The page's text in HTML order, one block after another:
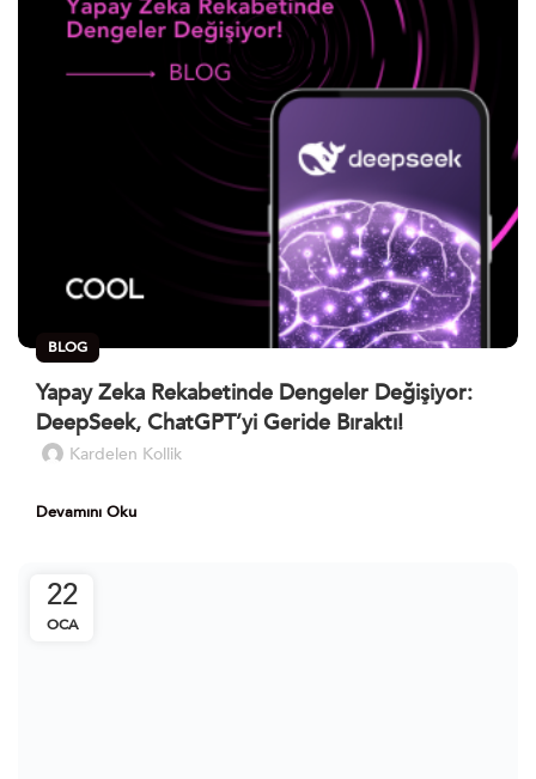
BLOG
Yapay Zeka Rekabetinde Dengeler Değişiyor:
DeepSeek, ChatGPT’yi Geride Bıraktı!
Kardelen Kollik
Devamını Oku
22
OCA